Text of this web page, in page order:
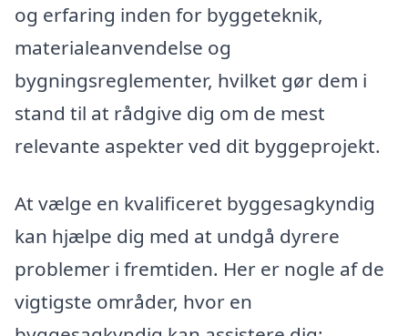
og erfaring inden for byggeteknik,
materialeanvendelse og
bygningsreglementer, hvilket gør dem i
stand til at rådgive dig om de mest
relevante aspekter ved dit byggeprojekt.
At vælge en kvalificeret byggesagkyndig
kan hjælpe dig med at undgå dyrere
problemer i fremtiden. Her er nogle af de
vigtigste områder, hvor en